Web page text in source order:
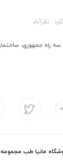
نظرآباد
راه جمهوری، ساختمان
مانیا طب مجموعه